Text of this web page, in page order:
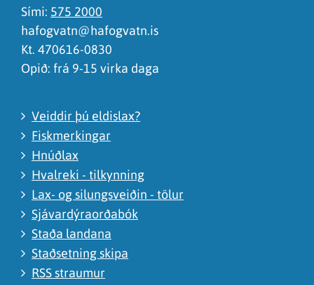
Sími: 575 2000
hafogvatn@hafogvatn.is
Kt. 470616-0830
Opið: frá 9-15 virka daga
Veiddir þú eldislax?
Fiskmerkingar
Hnúðlax
Hvalreki - tilkynning
Lax- og silungsveiðin - tölur
Sjávardýraorðabók
Staða landana
Staðsetning skipa
RSS straumur